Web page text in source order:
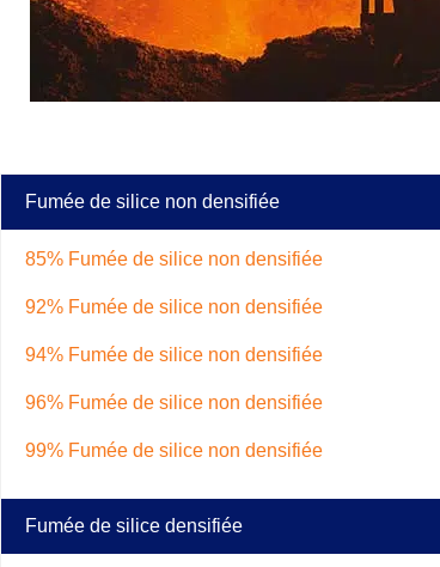
Fumée de silice non densifiée
85% Fumée de silice non densifiée
92% Fumée de silice non densifiée
94% Fumée de silice non densifiée
96% Fumée de silice non densifiée
99% Fumée de silice non densifiée
Fumée de silice densifiée